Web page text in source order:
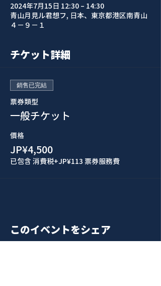
2024年7月15日 12:30 – 14:30
青山月見ル君想フ, 日本、東京都港区南青山
４−９−１
チケット詳細
銷售已完結
票券類型
一般チケット
價格
JP¥4,500
已包含 消費税+JP¥113 票券服務費
このイベントをシェア